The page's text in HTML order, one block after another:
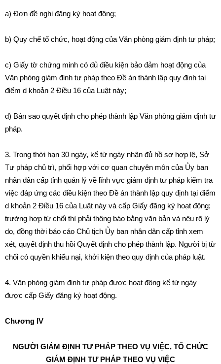
a) Đơn đề nghị đăng ký hoạt động;
b) Quy chế tổ chức, hoạt động của Văn phòng giám định tư pháp;
c) Giấy tờ chứng minh có đủ điều kiện bảo đảm hoạt động của
Văn phòng giám định tư pháp theo Đề án thành lập quy định tại
điểm d khoản 2 Điều 16 của Luật này;
d) Bản sao quyết định cho phép thành lập Văn phòng giám định tư
pháp.
3. Trong thời hạn 30 ngày, kể từ ngày nhận đủ hồ sơ hợp lệ, Sở
Tư pháp chủ trì, phối hợp với cơ quan chuyên môn của Ủy ban
nhân dân cấp tỉnh quản lý về lĩnh vực giám định tư pháp kiểm tra
việc đáp ứng các điều kiện theo Đề án thành lập quy định tại điểm
d khoản 2 Điều 16 của Luật này và cấp Giấy đăng ký hoạt động;
trường hợp từ chối thì phải thông báo bằng văn bản và nêu rõ lý
do, đồng thời báo cáo Chủ tịch Ủy ban nhân dân cấp tỉnh xem
xét, quyết định thu hồi Quyết định cho phép thành lập. Người bị từ
chối có quyền khiếu nại, khởi kiện theo quy định của pháp luật.
4. Văn phòng giám định tư pháp được hoạt động kể từ ngày
được cấp Giấy đăng ký hoạt động.
Chương IV
NGƯỜI GIÁM ĐỊNH TƯ PHÁP THEO VỤ VIỆC, TỔ CHỨC
GIÁM ĐỊNH TƯ PHÁP THEO VỤ VIỆC